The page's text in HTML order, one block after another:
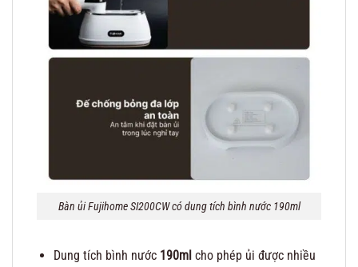
Bàn ủi Fujihome SI200CW có dung tích bình nước 190ml
Dung tích bình nước 190ml cho phép ủi được nhiều